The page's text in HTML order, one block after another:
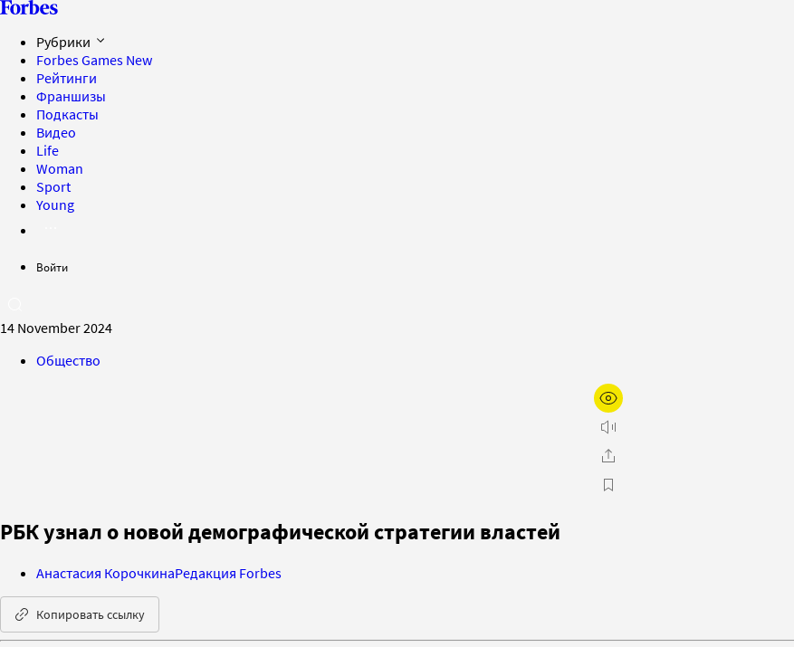
Рубрики
Forbes Games New
Рейтинги
Франшизы
Подкасты
Видео
Life
Woman
Sport
Young
Войти
14 November 2024
Общество
РБК узнал о новой демографической стратегии властей
Анастасия КорочкинаРедакция Forbes
Копировать ссылку